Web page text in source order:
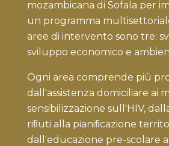
mozambicana di Sofala per
un programma
aree di intervento sono tre:
sviluppo economico e
Ogni area comprende più
dall'assistenza domiciliare ai
sensibilizzazione sull'HIV,
riﬁuti alla pianiﬁcazione
dall'educazione pre-scolare